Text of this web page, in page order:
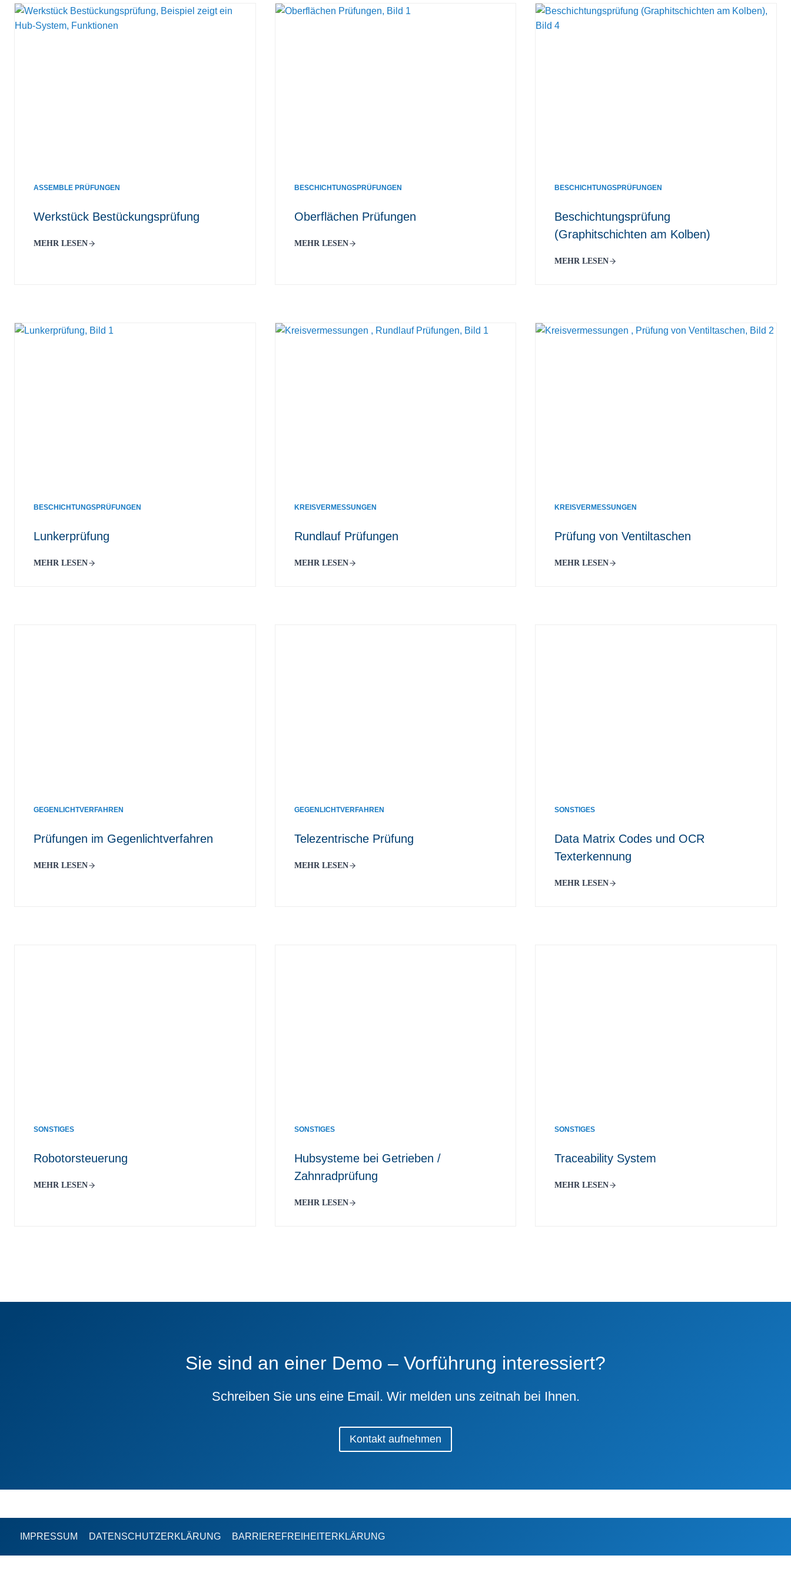
ASSEMBLE PRÜFUNGEN
Werkstück Bestückungsprüfung
MEHR LESEN
BESCHICHTUNGSPRÜFUNGEN
Oberflächen Prüfungen
MEHR LESEN
BESCHICHTUNGSPRÜFUNGEN
Beschichtungsprüfung
(Graphitschichten am Kolben)
MEHR LESEN
BESCHICHTUNGSPRÜFUNGEN
Lunkerprüfung
MEHR LESEN
KREISVERMESSUNGEN
Rundlauf Prüfungen
MEHR LESEN
KREISVERMESSUNGEN
Prüfung von Ventiltaschen
MEHR LESEN
GEGENLICHTVERFAHREN
Prüfungen im Gegenlichtverfahren
MEHR LESEN
GEGENLICHTVERFAHREN
Telezentrische Prüfung
MEHR LESEN
SONSTIGES
Data Matrix Codes und OCR
Texterkennung
MEHR LESEN
SONSTIGES
Robotorsteuerung
MEHR LESEN
SONSTIGES
Hubsysteme bei Getrieben /
Zahnradprüfung
MEHR LESEN
SONSTIGES
Traceability System
MEHR LESEN
Sie sind an einer Demo – Vorführung interessiert?
Schreiben Sie uns eine Email. Wir melden uns zeitnah bei Ihnen.
Kontakt aufnehmen
IMPRESSUM DATENSCHUTZERKLÄRUNG BARRIEREFREIHEITERKLÄRUNG